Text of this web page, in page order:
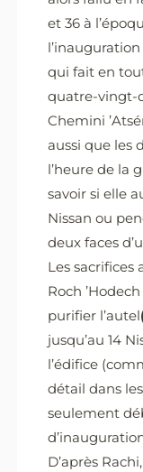
et 36 à
qui fait en
quatre-vingt-
Chemini
aussi que les
l’heure de la
savoir si elle
Nissan ou
deux faces
Les sacrifices
Roch
purifier l’autel
jusqu’au 14
l’édifice
détail dans
seulement
D’après